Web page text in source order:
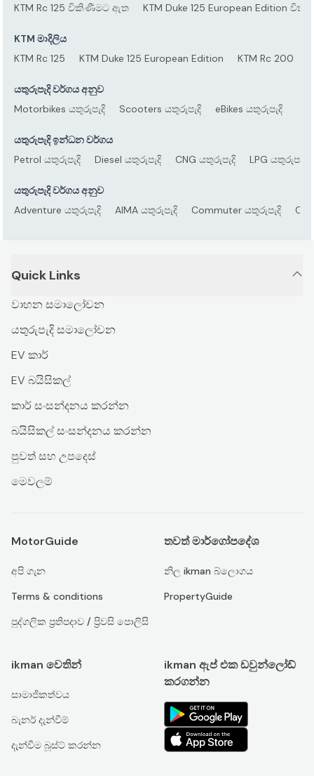
KTM Rc 125 විකිණීමට ඇත
KTM Duke 125 European Edition
KTM මාදිලිය
KTM Rc 125
KTM Duke 125 European Edition KTM Rc 200
යතුරුපැදි වර්ගය අනුව
Motorbikes යතුරුපැදි
Scooters යතුරුපැදි eBikes යතුරුපැදි
යතුරුපැදි ඉන්ධන වර්ගය
Petrol යතුරුපැදි
Diesel යතුරුපැදි CNG යතුරුපැදි LPG යතුරුපැදි
යතුරුපැදි වර්ගය අනුව
Adventure යතුරුපැදි
AIMA යතුරුපැදි Commuter යතුරුපැදි
Quick Links
වාහන සමාලෝචන
යතුරුපැදි සමාලෝචන
EV කාර්
EV බයිසිකල්
කාර් සංසන්දනය කරන්න
බයිසිකල් සංසන්දනය කරන්න
පුවත් සහ උපදෙස්
මෙවලම්
MotorGuide
අපි ගැන
Terms & conditions
පුද්ගලික ප්‍රතිපදාව / ප්‍රිවසි පොලිසි
තවත් මාර්ගෝපදේශ
නිල ikman බ්ලොගය
PropertyGuide
ikman වෙතින්
සාමාජිකත්වය
බැනර් දැන්වීම්
දැන්වීම බූස්ට් කරන්න
ikman ඇප් එක ඩවුන්ලෝඩ්
කරගන්න